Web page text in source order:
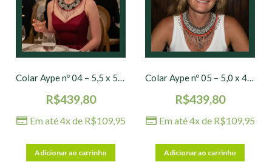
Colar Aype nº 04 – 5,5 x 50 cm
R$439,80
Em até 4x de R$109,95
Adicionar ao carrinho
Colar Aype nº 05 – 5,0 x 47 cm
R$439,80
Em até 4x de R$109,95
Adicionar ao carrinho